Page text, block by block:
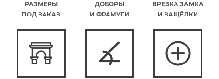
РАЗМЕРЫ
ПОД ЗАКАЗ
ДОБОРЫ
И ФРАМУГИ
ВРЕЗКА ЗАМКА
И ЗАЩЁЛКИ